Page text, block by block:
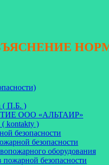
( П.Б. )
ООО «АЛЬТАИР»
( kontakty )
безопасности
безопасности
оборудования
безопасности